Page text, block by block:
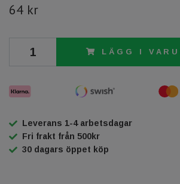
64 kr
LÄGG I
Leverans 1-4 arbetsdagar
Fri frakt från 500kr
30 dagars öppet köp